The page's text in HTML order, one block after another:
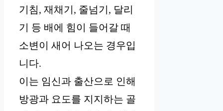
기침, 재채기, 줄넘기, 달리
기 등 배에 힘이 들어갈 때
소변이 새어 나오는 경우입
니다.
이는 임신과 출산으로 인해
방광과 요도를 지지하는 골